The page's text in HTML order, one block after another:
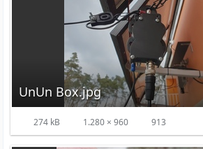
UnUn Box.jpg
274 kB 1.280 × 960 913